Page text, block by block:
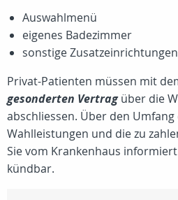
Auswahlmenü
eigenes Badezimmer
sonstige
Privat-Patienten müssen mit
gesonderten Vertragüber die
abschliessen. Über den
Wahlleistungen und die zu
Sie vom Krankenhaus
kündbar.